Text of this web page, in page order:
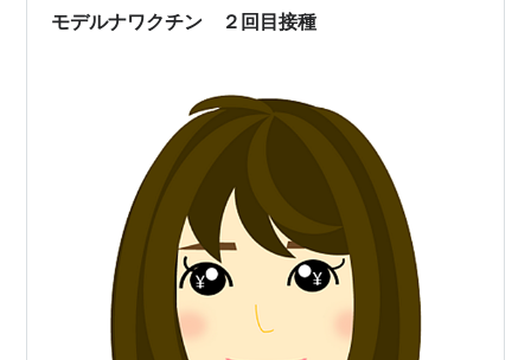
モデルナワクチン ２回目接種